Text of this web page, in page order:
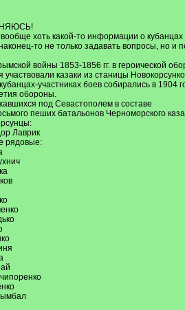
хоть какой-то информации о
то не только задавать вопросы, но и
войны 1853-1856 гг. в героической
участвовали казаки из станицы
участниках боев собирались в 1904
обороны.
под Севастополем в составе
пеших батальонов Черноморского
Лаврик
рядовые: